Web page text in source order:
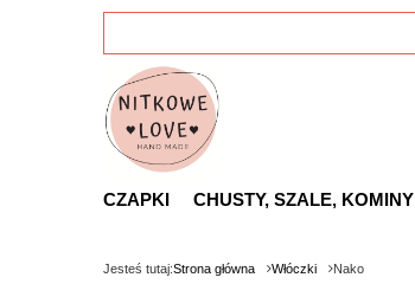
CZAPKI CHUSTY, SZALE, KOMINY
Jesteś tutaj:Strona główna Włóczki Nako